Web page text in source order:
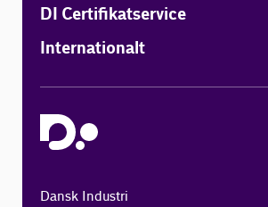
DI Certifikatservice
Internationalt
Dansk Industri